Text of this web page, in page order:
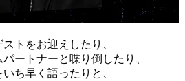
トをお迎えしたり、
ートナーと喋り倒したり、
ち早く語ったりと、